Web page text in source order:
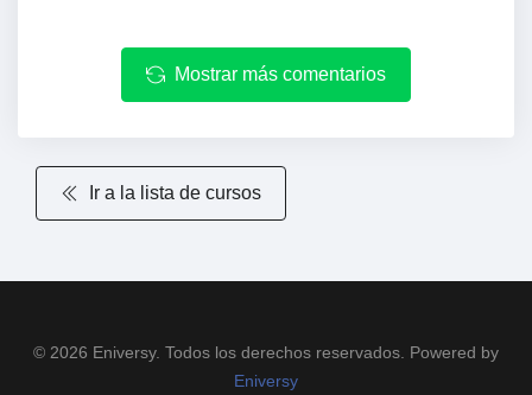
Mostrar más comentarios
Ir a la lista de cursos
© 2026 Eniversy. Todos los derechos reservados. Powered by
Eniversy